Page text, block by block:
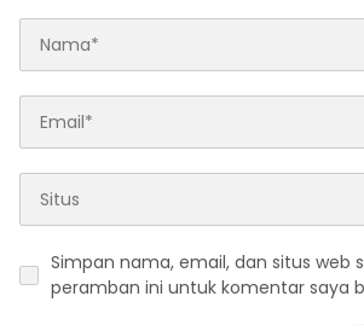
Simpan nama, email, dan situs web
peramban ini untuk komentar saya